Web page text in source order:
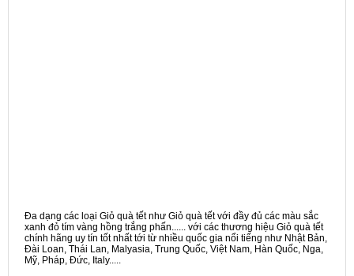
Đa dạng các loại Giỏ quà tết như Giỏ quà tết với đầy đủ các màu sắc
xanh đỏ tím vàng hồng trắng phấn...... với các thương hiệu Giỏ quà tết
chính hãng uy tín tốt nhất tới từ nhiều quốc gia nổi tiếng như Nhật Bản,
Đài Loan, Thái Lan, Malyasia, Trung Quốc, Việt Nam, Hàn Quốc, Nga,
Mỹ, Pháp, Đức, Italy.....